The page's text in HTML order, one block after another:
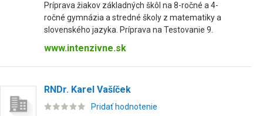
Príprava žiakov základných škôl na 8-ročné a 4-
ročné gymnázia a stredné školy z matematiky a
slovenského jazyka. Príprava na Testovanie 9.
www.intenzivne.sk
RNDr. Karel Vašíček
Pridať hodnotenie